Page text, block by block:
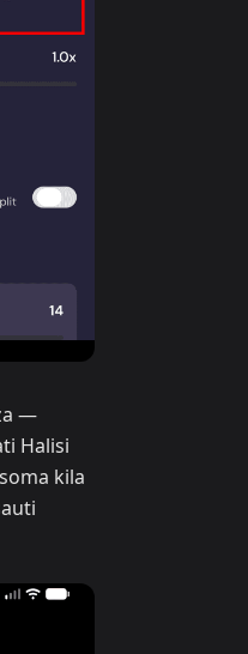
—
Halisi
kila